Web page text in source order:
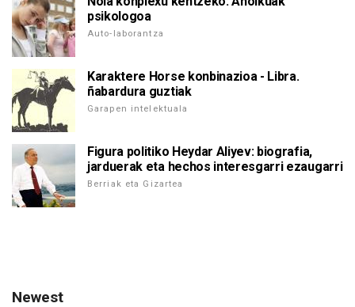
psikologoa
Auto-laborantza
Karaktere Horse konbinazioa - Libra.
ñabardura guztiak
Garapen intelektuala
Figura politiko Heydar Aliyev: biografia,
jarduerak eta hechos interesgarri ezaugarri
Berriak eta Gizartea
Newest